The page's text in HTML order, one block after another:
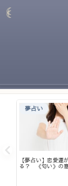
夢占い
【夢占い】恋愛運
る？ 《匂い》の